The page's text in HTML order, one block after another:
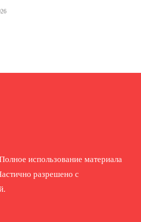
использование материала
разрешено с